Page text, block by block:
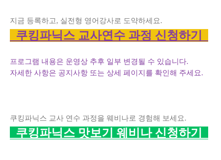
지금 등록하고, 실전형 영어강사로 도약하세요.
쿠킹파닉스 교사연수 과정 신청하기
프로그램 내용은 운영상 추후 일부 변경될 수 있습니다.
자세한 사항은 공지사항 또는 상세 페이지를 확인해 주세요.
쿠킹파닉스 교사 연수 과정을 웨비나로 경험해 보세요.
쿠킹파닉스 맛보기 웨비나 신청하기